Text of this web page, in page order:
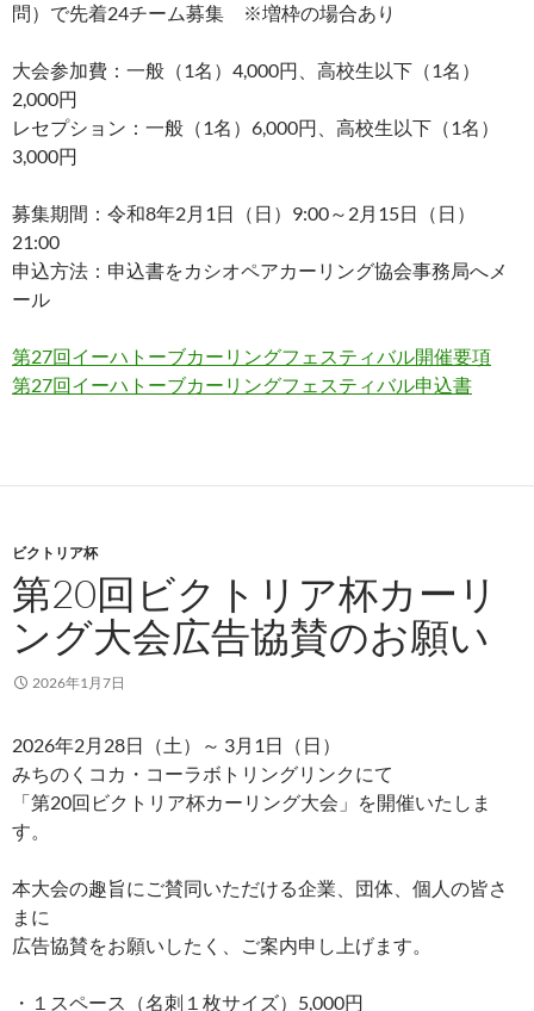
問）で先着24チーム募集 ※増枠の場合あり
大会参加費：一般（1名）4,000円、高校生以下（1名）
2,000円
レセプション：一般（1名）6,000円、高校生以下（1名）
3,000円
募集期間：令和8年2月1日（日）9:00～2月15日（日）
21:00
申込方法：申込書をカシオペアカーリング協会事務局へメ
ール
第27回イーハトーブカーリングフェスティバル開催要項
第27回イーハトーブカーリングフェスティバル申込書
ビクトリア杯
第20回ビクトリア杯カーリ
ング大会広告協賛のお願い
2026年1月7日
2026年2月28日（土）～ 3月1日（日）
みちのくコカ・コーラボトリングリンクにて
「第20回ビクトリア杯カーリング大会」を開催いたしま
す。
本大会の趣旨にご賛同いただける企業、団体、個人の皆さ
まに
広告協賛をお願いしたく、ご案内申し上げます。
・１スペース（名刺１枚サイズ）5,000円